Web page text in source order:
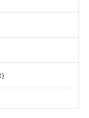
いたします。送料
到着後にキャンセ
「お問い合わせフ
ます。